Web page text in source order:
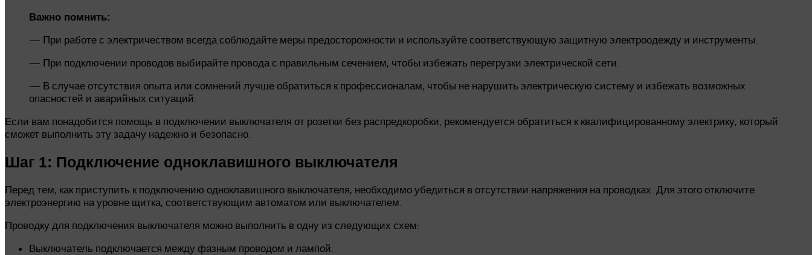
Важно помнить:
— При работе с электричеством всегда соблюдайте меры предосторожности и используйте соответствующую защитную электроодежду и инструменты.
— При подключении проводов выбирайте провода с правильным сечением, чтобы избежать перегрузки электрической сети.
— В случае отсутствия опыта или сомнений лучше обратиться к профессионалам, чтобы не нарушить электрическую систему и избежать возможных
опасностей и аварийных ситуаций.
Если вам понадобится помощь в подключении выключателя от розетки без распредкоробки, рекомендуется обратиться к квалифицированному электрику, который
сможет выполнить эту задачу надежно и безопасно.
Шаг 1: Подключение одноклавишного выключателя
Перед тем, как приступить к подключению одноклавишного выключателя, необходимо убедиться в отсутствии напряжения на проводках. Для этого отключите
электроэнергию на уровне щитка, соответствующим автоматом или выключателем.
Проводку для подключения выключателя можно выполнить в одну из следующих схем:
Выключатель подключается между фазным проводом и лампой.